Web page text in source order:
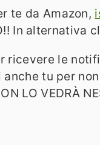
te da Amazon,
In
ricevere le
tu per
LO VEDRÀ